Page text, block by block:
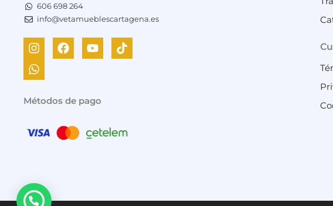
606 698 264
info@vetamueblescartagena.es
I
n
s
t
g
a
m
F
a
o
k
Y
o
b
T
i
W
h
a
t
a
p
Métodos de pago